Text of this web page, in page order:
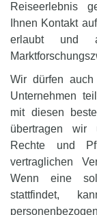
Reiseerlebnis
Ihnen Kontakt
erlaubt und
Wir dürfen auch
Unternehmen
mit diesen
übertragen wir
Rechte und
vertraglichen
Wenn eine
stattfindet,